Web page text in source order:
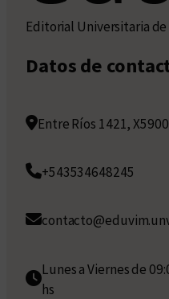
Editorial Universitaria de
Datos de
Entre Ríos 1421,
+543534648245
Lunes a Viernes de
hs